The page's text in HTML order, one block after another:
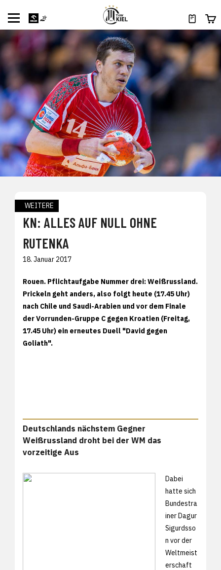
WEITERE
KN: ALLES AUF NULL OHNE
RUTENKA
18. Januar 2017
Rouen. Pflichtaufgabe Nummer drei: Weißrussland.
Prickeln geht anders, also folgt heute (17.45 Uhr)
nach Chile und Saudi-Arabien und vor dem Finale
der Vorrunden-Gruppe C gegen Kroatien (Freitag,
17.45 Uhr) ein erneutes Duell "David gegen
Goliath".
Deutschlands nächstem Gegner
Weißrussland droht bei der WM das
vorzeitige Aus
Dabei
hatte sich
Bundestra
iner Dagur
Sigurdsso
n vor der
Weltmeist
erschaft